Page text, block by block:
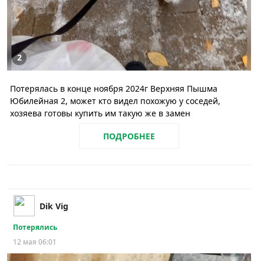
2
Потерялась в конце ноября 2024г Верхняя Пышма
Юбилейная 2, может кто видел похожую у соседей,
хозяева готовы купить им такую же в замен
ПОДРОБНЕЕ
Dik Vig
Потерялись
12 мая 06:01